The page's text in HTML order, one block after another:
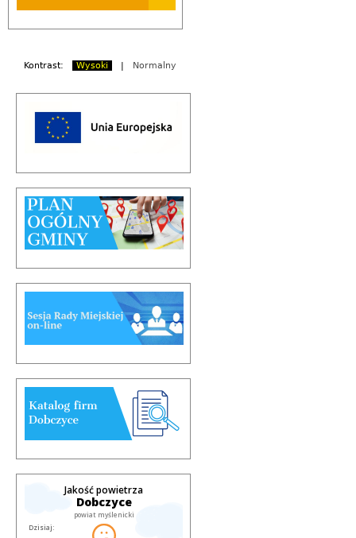
Kontrast: Wysoki Normalny